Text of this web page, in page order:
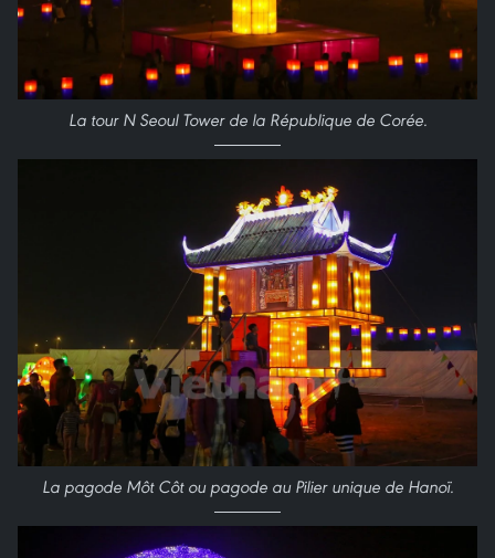
La tour N Seoul Tower de la République de Corée.
La pagodeMôt Côt ou pagodeau Pilier uniquede Hanoï.